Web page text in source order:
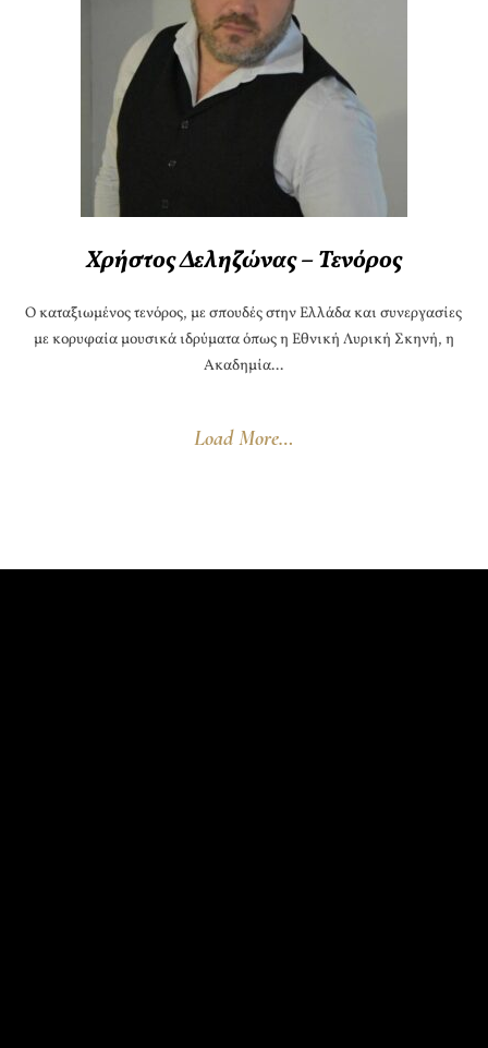
Χρήστος Δεληζώνας – Τενόρος
Ο καταξιωμένος τενόρος, με σπουδές στην Ελλάδα και συνεργασίες
με κορυφαία μουσικά ιδρύματα όπως η Εθνική Λυρική Σκηνή, η
Ακαδημία...
Load More…